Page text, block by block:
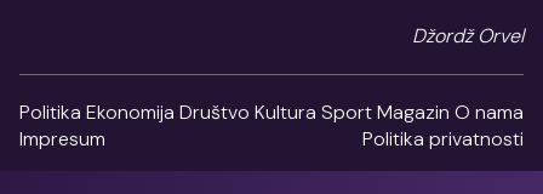
Džordž Orvel
Politika Ekonomija Društvo Kultura SportMagazin O nama
Impresum
Politika privatnosti